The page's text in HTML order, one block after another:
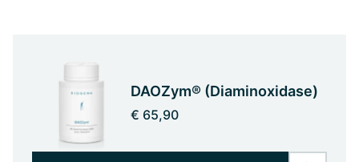
DAOZym® (Diaminoxidase)
€ 65,90